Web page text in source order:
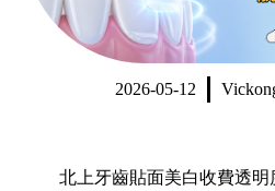
箍牙 orthodontics
收費標準 change standard
2026-05-12
北上牙齒貼面美白收費透明